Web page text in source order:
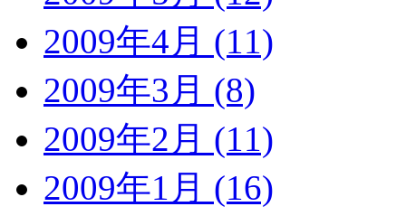
2009年4月 (11)
2009年3月 (8)
2009年2月 (11)
2009年1月 (16)